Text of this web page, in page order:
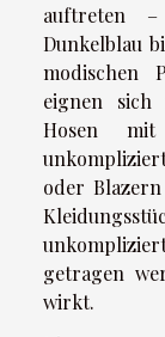
auftreten
Dunkelblau
modischen
eignen sich
Hosen
oder
getragen
wirkt.